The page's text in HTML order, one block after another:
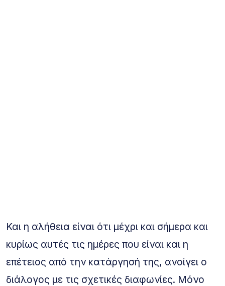
Και η αλήθεια είναι ότι μέχρι και σήμερα και
κυρίως αυτές τις ημέρες που είναι και η
επέτειος από την κατάργησή της, ανοίγει ο
διάλογος με τις σχετικές διαφωνίες. Μόνο